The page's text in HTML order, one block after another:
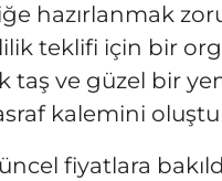
hazırlanmak
teklifi için bir
taş ve güzel bir
kalemini
fiyatlara